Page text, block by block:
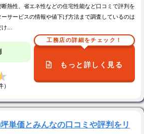
熱性、省エネ性などの住宅性能など口コミで評判を
サービスの情報や値下げ方法まで調査しているのは
け…
）
工務店の詳細をチェック！
もっと詳しく見る
単価とみんなの口コミや評判をリ